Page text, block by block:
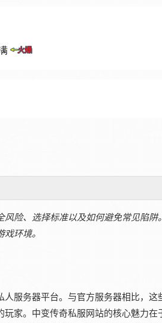
险、选择标准以及如何避免常见陷
环境。
服务器平台。与官方服务器相比，
家。中变传奇私服网站的核心魅力